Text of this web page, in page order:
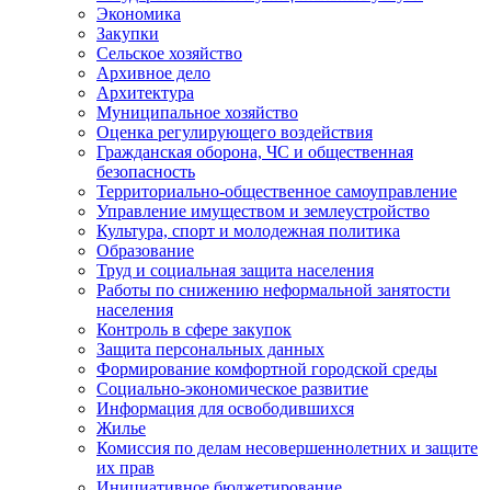
Экономика
Закупки
Сельское хозяйство
Архивное дело
Архитектура
Муниципальное хозяйство
Оценка регулирующего воздействия
Гражданская оборона, ЧС и общественная
безопасность
Территориально-общественное самоуправление
Управление имуществом и землеустройство
Культура, спорт и молодежная политика
Образование
Труд и социальная защита населения
Работы по снижению неформальной занятости
населения
Контроль в сфере закупок
Защита персональных данных
Формирование комфортной городской среды
Социально-экономическое развитие
Информация для освободившихся
Жилье
Комиссия по делам несовершеннолетних и защите
их прав